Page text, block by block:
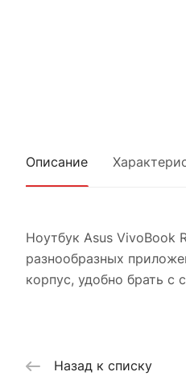
Описание
Ноутбук Asus VivoBook
разнообразных
корпус, удобно брать с
Назад к списку